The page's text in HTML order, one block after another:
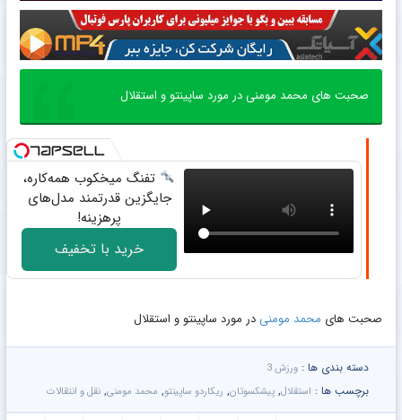
صحبت های محمد مومنی در مورد ساپینتو و استقلال
تفنگ میخکوب همه‌کاره،
جایگزین قدرتمند مدل‌های
پرهزینه!
خرید با تخفیف
صحبت های محمد مومنی در مورد ساپینتو و استقلال
دسته بندی ها : ورزش 3
برچسب ها : استقلال, پیشکسوتان, ریکاردو ساپینتو, محمد مومنی, نقل و انتقالات